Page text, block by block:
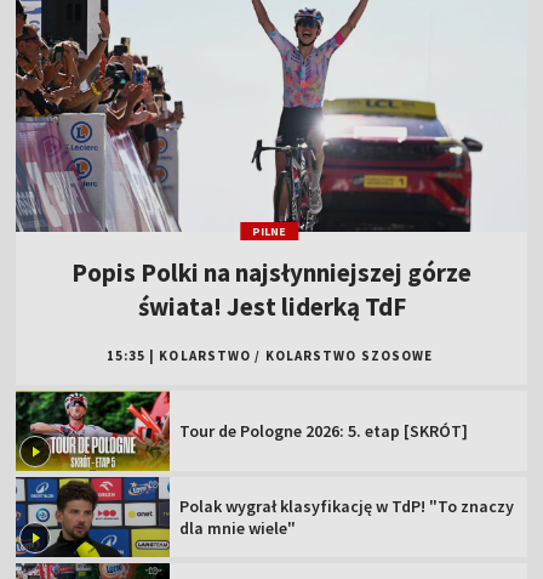
PILNE
Popis Polki na najsłynniejszej górze
świata! Jest liderką TdF
15:35 KOLARSTWO / KOLARSTWO SZOSOWE
Tour de Pologne 2026: 5. etap [SKRÓT]
Polak wygrał klasyfikację w TdP! "To znaczy
dla mnie wiele"